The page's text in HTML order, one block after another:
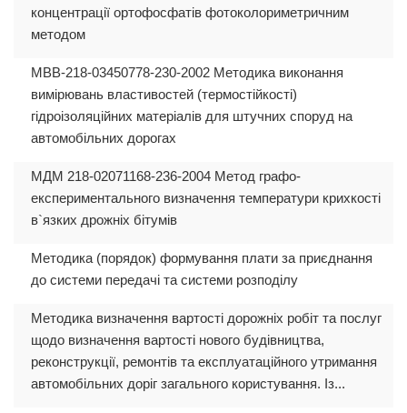
концентрації ортофосфатів фотоколориметричним
методом
МВВ-218-03450778-230-2002 Методика виконання
вимірювань властивостей (термостійкості)
гідроізоляційних матеріалів для штучних споруд на
автомобільних дорогах
МДМ 218-02071168-236-2004 Метод графо-
експериментального визначення температури крихкості
в`язких дрожніх бітумів
Методика (порядок) формування плати за приєднання
до системи передачі та системи розподілу
Методика визначення вартості дорожніх робіт та послуг
щодо визначення вартості нового будівництва,
реконструкції, ремонтів та експлуатаційного утримання
автомобільних доріг загального користування. Із...